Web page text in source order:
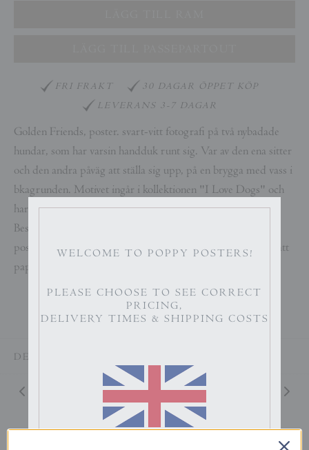
FRI FRAKT
30 DAGAR ÖPPET KÖP
LEVERANS 3-7 DAGAR
Golden Friends, poster. svart-vitt fotografi på två nybadade
hundar, som har varsin handduk runt sig. Var av den ena sitter
och den andra påväg att ställa sig upp, på en brygga med vass i
bkagrunden. Motivet ingår i kollektionen "I Love Dogs" och
har en vit yta runtom bilden som framhäver fotografiet.
Beställer du till ram och passepartout i samma storlek som
postern passar allting perfekt ihop. Tryckt på obestruket matt
papper som alla våra posters.
DELA
WELCOME TO POPPY POSTERS!
PLEASE CHOOSE TO SEE CORRECT
PRICING,
DELIVERY TIMES & SHIPPING COSTS